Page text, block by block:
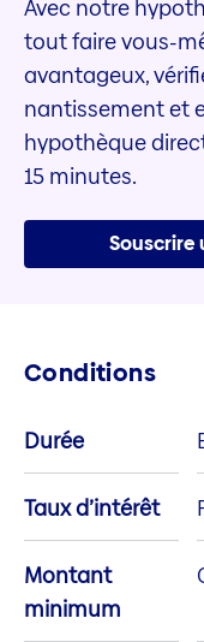
Avec notre
tout faire vous-
avantageux,
nantissement et
hypothèque
15 minutes.
Souscrire
Conditions
Durée
Taux d’intérêt
Montant
minimum